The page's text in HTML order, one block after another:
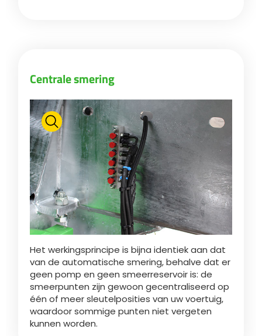
Slovenija
Lietuvių kalba
Česká republika
Srpski
Yкраїнська мова
ελληνικά
Svenska
Centrale smering
Het werkingsprincipe is bijna identiek aan dat
van de automatische smering, behalve dat er
geen pomp en geen smeerreservoir is: de
smeerpunten zijn gewoon gecentraliseerd op
één of meer sleutelposities van uw voertuig,
waardoor sommige punten niet vergeten
kunnen worden.